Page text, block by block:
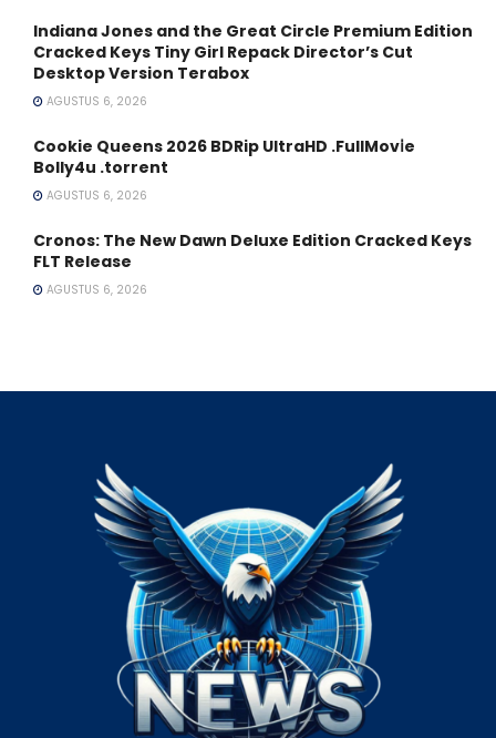
Indiana Jones and the Great Circle Premium Edition
Cracked Keys Tiny Girl Repack Director’s Cut
Desktop Version Terabox
AGUSTUS 6, 2026
Cookie Queens 2026 BDRip UltraHD .FullMov𝗂e
Bolly4u .torrent
AGUSTUS 6, 2026
Cronos: The New Dawn Deluxe Edition Cracked Keys
FLT Release
AGUSTUS 6, 2026